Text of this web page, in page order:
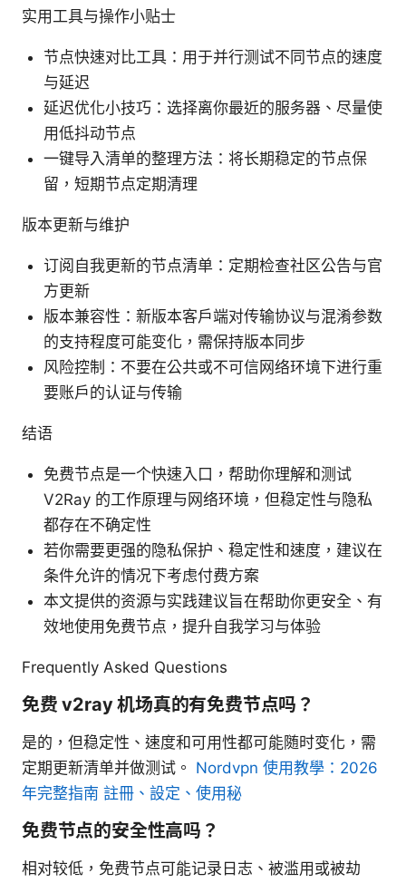
实用工具与操作小贴士
节点快速对比工具：用于并行测试不同节点的速度
与延迟
延迟优化小技巧：选择离你最近的服务器、尽量使
用低抖动节点
一键导入清单的整理方法：将长期稳定的节点保
留，短期节点定期清理
版本更新与维护
订阅自我更新的节点清单：定期检查社区公告与官
方更新
版本兼容性：新版本客户端对传输协议与混淆参数
的支持程度可能变化，需保持版本同步
风险控制：不要在公共或不可信网络环境下进行重
要账户的认证与传输
结语
免费节点是一个快速入口，帮助你理解和测试
V2Ray 的工作原理与网络环境，但稳定性与隐私
都存在不确定性
若你需要更强的隐私保护、稳定性和速度，建议在
条件允许的情况下考虑付费方案
本文提供的资源与实践建议旨在帮助你更安全、有
效地使用免费节点，提升自我学习与体验
Frequently Asked Questions
免费 v2ray 机场真的有免费节点吗？
是的，但稳定性、速度和可用性都可能随时变化，需
定期更新清单并做测试。 Nordvpn 使用教學：2026
年完整指南 註冊、設定、使用秘
免费节点的安全性高吗？
相对较低，免费节点可能记录日志、被滥用或被劫